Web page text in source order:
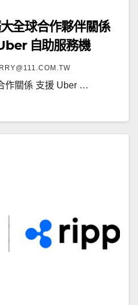
全球合作夥伴關係
自助服務機
作關係 支援 Uber …